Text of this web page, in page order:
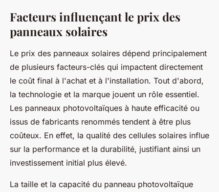
Facteurs influençant le prix des
panneaux solaires
Le prix des panneaux solaires dépend principalement
de plusieurs facteurs-clés qui impactent directement
le coût final à l'achat et à l'installation. Tout d'abord,
la technologie et la marque jouent un rôle essentiel.
Les panneaux photovoltaïques à haute efficacité ou
issus de fabricants renommés tendent à être plus
coûteux. En effet, la qualité des cellules solaires influe
sur la performance et la durabilité, justifiant ainsi un
investissement initial plus élevé.
La taille et la capacité du panneau photovoltaïque